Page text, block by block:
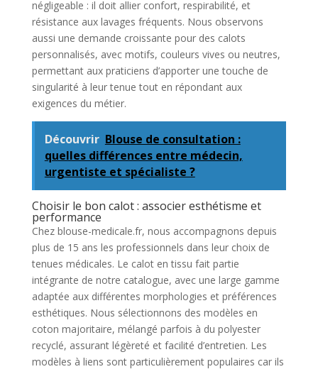
négligeable : il doit allier confort, respirabilité, et
résistance aux lavages fréquents. Nous observons
aussi une demande croissante pour des calots
personnalisés, avec motifs, couleurs vives ou neutres,
permettant aux praticiens d’apporter une touche de
singularité à leur tenue tout en répondant aux
exigences du métier.
Découvrir Blouse de consultation :
quelles différences entre médecin,
urgentiste et spécialiste ?
Choisir le bon calot : associer esthétisme et
performance
Chez blouse-medicale.fr, nous accompagnons depuis
plus de 15 ans les professionnels dans leur choix de
tenues médicales. Le calot en tissu fait partie
intégrante de notre catalogue, avec une large gamme
adaptée aux différentes morphologies et préférences
esthétiques. Nous sélectionnons des modèles en
coton majoritaire, mélangé parfois à du polyester
recyclé, assurant légèreté et facilité d’entretien. Les
modèles à liens sont particulièrement populaires car ils